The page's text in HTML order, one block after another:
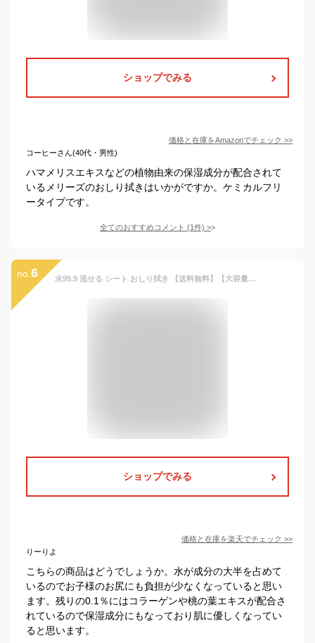
ショップでみる
価格と在庫をAmazonでチェック >>
コーヒーさん(40代・男性)
ハマメリスエキスなどの植物由来の保湿成分が配合されて
いるメリーズのおしり拭きはいかがですか。ケミカルフリ
ータイプです。
全てのおすすめコメント (1件) >
no. 6 水99.9 流せる シート おしり拭き 【送料無料】【大容量2,880枚!】60枚×48個 おしりふき まとめ買い レック ダイレクト
ショップでみる
価格と在庫を楽天でチェック >>
りーりよ
こちらの商品はどうでしょうか。水が成分の大半を占めて
いるのでお子様のお尻にも負担が少なくなっていると思い
ます。残りの0.1％にはコラーゲンや桃の葉エキスが配合さ
れているので保湿成分にもなっており肌に優しくなってい
ると思います。